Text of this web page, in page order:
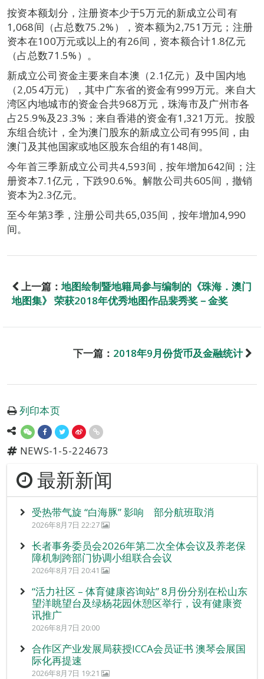
按资本额划分，注册资本少于5万元的新成立公司有
1,068间（占总数75.2%），资本额为2,751万元；注册
资本在100万元或以上的有26间，资本额合计1.8亿元
（占总数71.5%）。
新成立公司资金主要来自本澳（2.1亿元）及中国内地
（2,054万元），其中广东省的资金有999万元。来自大
湾区内地城市的资金合共968万元，珠海市及广州市各
占25.9%及23.3%；来自香港的资金有1,321万元。按股
东组合统计，全为澳门股东的新成立公司有995间，由
澳门及其他国家或地区股东合组的有148间。
今年首三季新成立公司共4,593间，按年增加642间；注
册资本7.1亿元，下跌90.6%。解散公司共605间，撤销
资本为2.3亿元。
至今年第3季，注册公司共65,035间，按年增加4,990
间。
上一篇： 地图绘制暨地籍局参与编制的《珠海．澳门
地图集》 荣获2018年优秀地图作品裴秀奖－金奖
下一篇： 2018年9月份货币及金融统计
列印本页
NEWS-1-5-224673
最新新闻
受热带气旋 “白海豚” 影响 部分航班取消
2026年8月7日 22:27
长者事务委员会2026年第二次全体会议及养老保
障机制跨部门协调小组联合会议
2026年8月7日 20:41
“活力社区 – 体育健康咨询站” 8月份分别在松山东
望洋眺望台及绿杨花园休憩区举行，设有健康资
讯推广
2026年8月7日 20:00
合作区产业发展局获授ICCA会员证书 澳琴会展国
际化再提速
2026年8月7日 19:21